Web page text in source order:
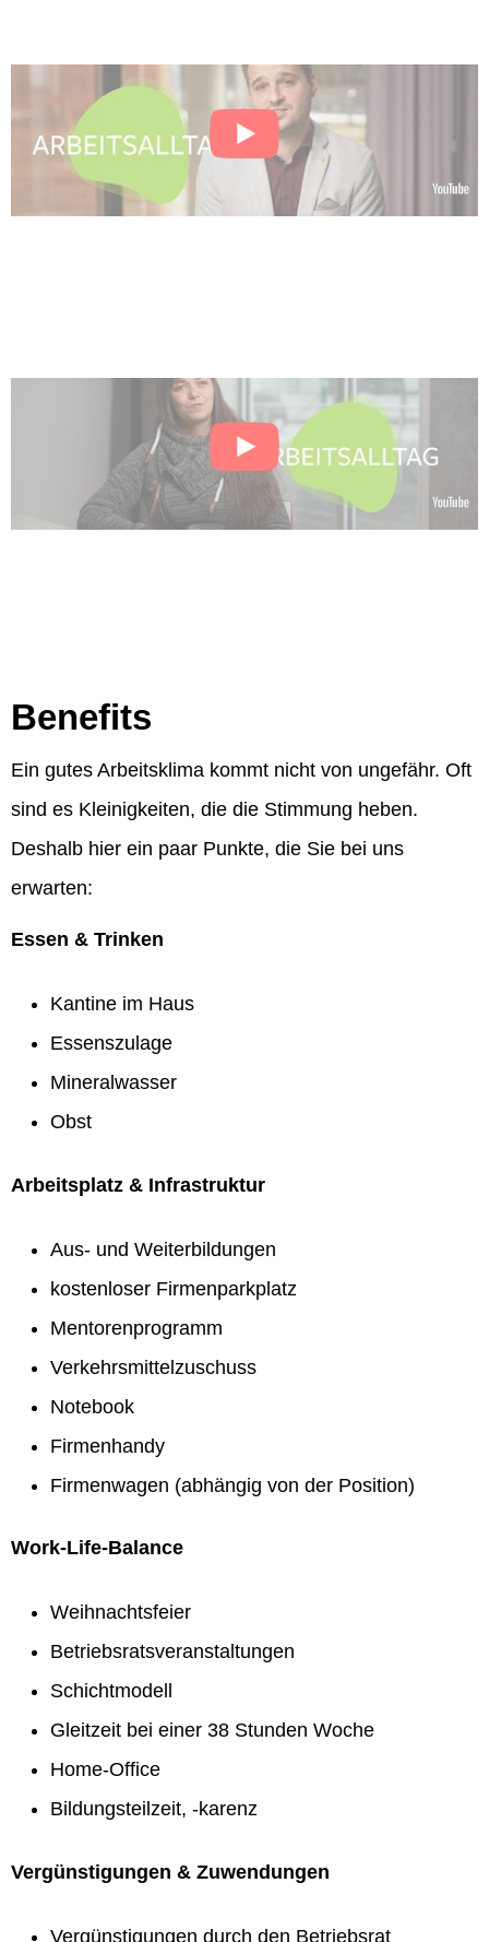
Benefits
Ein gutes Arbeitsklima kommt nicht von ungefähr. Oft
sind es Kleinigkeiten, die die Stimmung heben.
Deshalb hier ein paar Punkte, die Sie bei uns
erwarten:
Essen & Trinken
Kantine im Haus
Essenszulage
Mineralwasser
Obst
Arbeitsplatz & Infrastruktur
Aus- und Weiterbildungen
kostenloser Firmenparkplatz
Mentorenprogramm
Verkehrsmittelzuschuss
Notebook
Firmenhandy
Firmenwagen (abhängig von der Position)
Work-Life-Balance
Weihnachtsfeier
Betriebsratsveranstaltungen
Schichtmodell
Gleitzeit bei einer 38 Stunden Woche
Home-Office
Bildungsteilzeit, -karenz
Vergünstigungen & Zuwendungen
Vergünstigungen durch den Betriebsrat